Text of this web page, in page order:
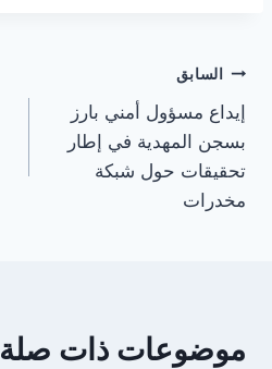
تصفّح
المقالات
السابق
إيداع مسؤول أمني بارز
بسجن المهدية في إطار
تحقيقات حول شبكة
مخدرات
موضوعات ذات صلة